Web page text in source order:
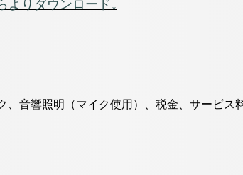
よりダウンロード↓
音響照明（マイク使用）、税金、サービス